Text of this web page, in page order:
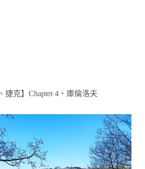
捷克】Chapter 4、庫倫洛夫